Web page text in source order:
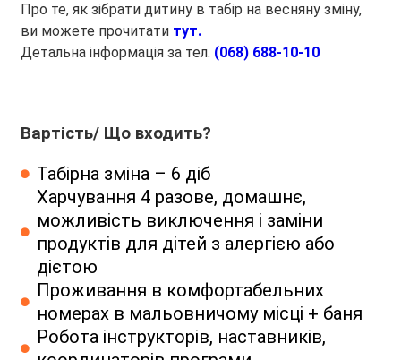
Про те, як зібрати дитину в табір на весняну зміну,
ви можете прочитати тут.
Детальна інформація за тел. (068) 688-10-10
Вартість/ Що входить?
Табірна зміна – 6 діб
Харчування 4 разове, домашнє,
можливість виключення і заміни
продуктів для дітей з алергією або
дієтою
Проживання в комфортабельних
номерах в мальовничому місці + баня
Робота інструкторів, наставників,